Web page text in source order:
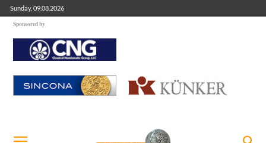
Sunday, 09.08.2026
Sponsored by